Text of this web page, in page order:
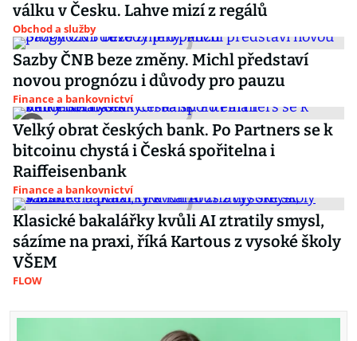
válku v Česku. Lahve mizí z regálů
Obchod a služby
Sazby ČNB beze změny. Michl představí
novou prognózu i důvody pro pauzu
Finance a bankovnictví
Velký obrat českých bank. Po Partners se k
bitcoinu chystá i Česká spořitelna i
Raiffeisenbank
Finance a bankovnictví
Klasické bakalářky kvůli AI ztratily smysl,
sázíme na praxi, říká Kartous z vysoké školy
VŠEM
FLOW